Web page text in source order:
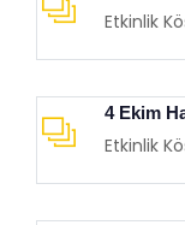
Etkinlik
4 Ekim
Etkinlik